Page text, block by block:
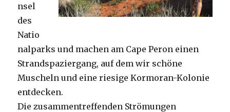
nsel
des
Natio
nalparks und machen am Cape Peron einen
Strandspaziergang, auf dem wir schöne
Muscheln und eine riesige Kormoran-Kolonie
entdecken.
Die zusammentreffenden Strömungen